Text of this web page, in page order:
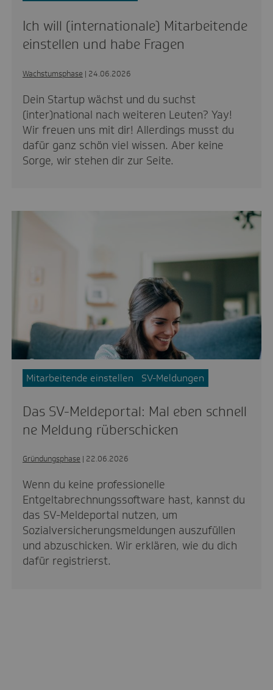
Ich will (internationale) Mitarbeitende
einstellen und habe Fragen
Wachstumsphase | 24.06.2026
Dein Startup wächst und du suchst
(inter)national nach weiteren Leuten? Yay!
Wir freuen uns mit dir! Allerdings musst du
dafür ganz schön viel wissen. Aber keine
Sorge, wir stehen dir zur Seite.
Mitarbeitende einstellen SV-Meldungen
Das SV-Meldeportal: Mal eben schnell
ne Meldung rüberschicken
Gründungsphase | 22.06.2026
Wenn du keine professionelle
Entgeltabrechnungssoftware hast, kannst du
das SV-Meldeportal nutzen, um
Sozialversicherungsmeldungen auszufüllen
und abzuschicken. Wir erklären, wie du dich
dafür registrierst.